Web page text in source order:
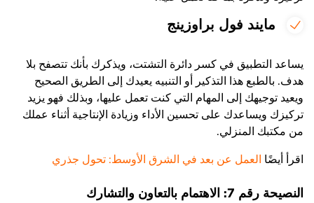
مايند فول براوزينج
يساعد التطبيق في كسر دائرة التشتت، ويذكرك بأنك تتصفح بلا
هدف. بالطبع هذا التذكير أو التنبيه يعيدك إلى الطريق الصحيح
ويعيد توجيهك إلى المهام التي كنت تعمل عليها، وبذلك فهو يزيد
تركيزك ويساعدك على تحسين الأداء وزيادة الإنتاجية أثناء عملك
من مكتبك المنزلي.
اقرأ أيضًا العمل عن بعد في الشرق الأوسط: تحول جذري
النصيحة رقم 7: الاهتمام بالتعاون والتشارك